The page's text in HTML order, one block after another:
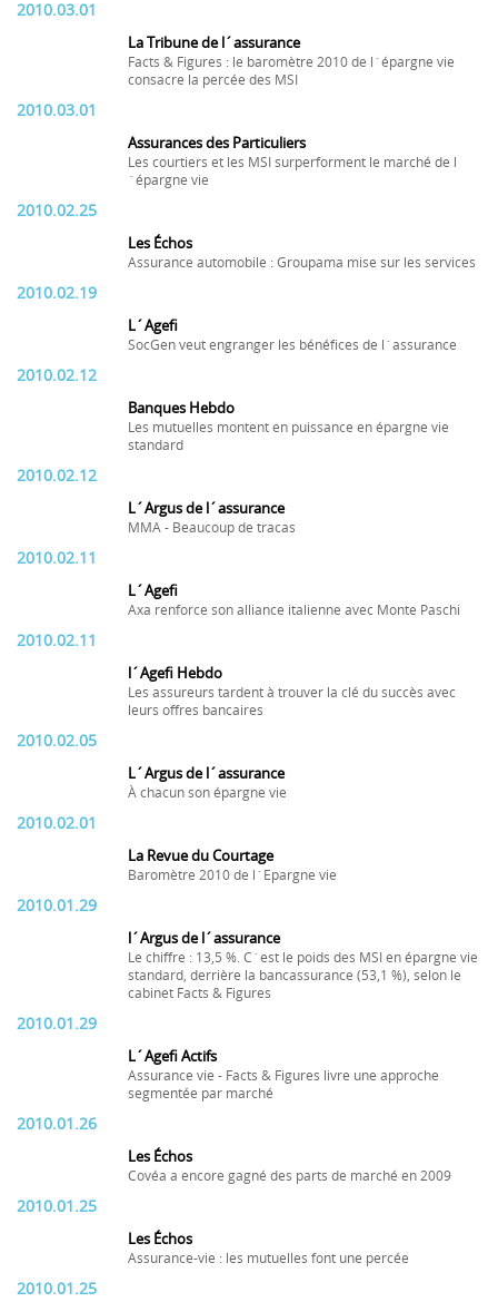
2010.03.01
La Tribune de l´assurance
Facts & Figures : le baromètre 2010 de l´épargne vie
consacre la percée des MSI
2010.03.01
Assurances des Particuliers
Les courtiers et les MSI surperforment le marché de l
´épargne vie
2010.02.25
Les Échos
Assurance automobile : Groupama mise sur les services
2010.02.19
L´Agefi
SocGen veut engranger les bénéfices de l´assurance
2010.02.12
Banques Hebdo
Les mutuelles montent en puissance en épargne vie
standard
2010.02.12
L´Argus de l´assurance
MMA - Beaucoup de tracas
2010.02.11
L´Agefi
Axa renforce son alliance italienne avec Monte Paschi
2010.02.11
l´Agefi Hebdo
Les assureurs tardent à trouver la clé du succès avec
leurs offres bancaires
2010.02.05
L´Argus de l´assurance
À chacun son épargne vie
2010.02.01
La Revue du Courtage
Baromètre 2010 de l´Epargne vie
2010.01.29
l´Argus de l´assurance
Le chiffre : 13,5 %. C´est le poids des MSI en épargne vie
standard, derrière la bancassurance (53,1 %), selon le
cabinet Facts & Figures
2010.01.29
L´Agefi Actifs
Assurance vie - Facts & Figures livre une approche
segmentée par marché
2010.01.26
Les Échos
Covéa a encore gagné des parts de marché en 2009
2010.01.25
Les Échos
Assurance-vie : les mutuelles font une percée
2010.01.25